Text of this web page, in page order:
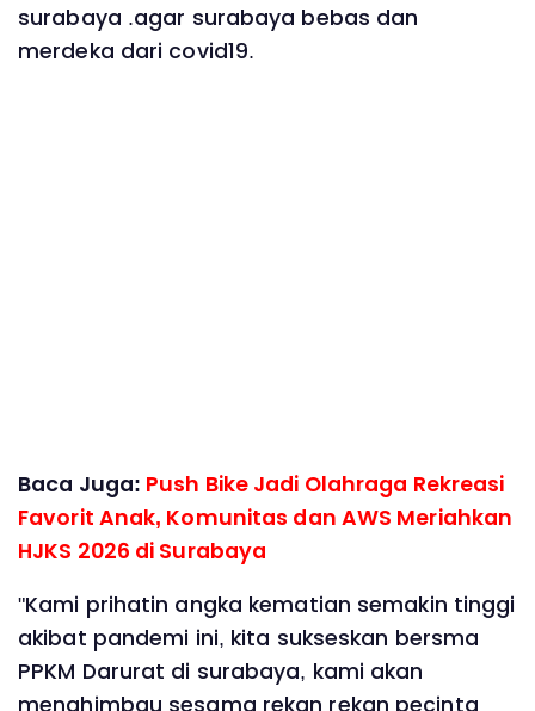
surabaya .agar surabaya bebas dan
merdeka dari covid19.
Baca Juga: Push Bike Jadi Olahraga Rekreasi
Favorit Anak, Komunitas dan AWS Meriahkan
HJKS 2026 di Surabaya
"Kami prihatin angka kematian semakin tinggi
akibat pandemi ini, kita sukseskan bersma
PPKM Darurat di surabaya, kami akan